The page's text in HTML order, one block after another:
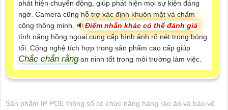
phát hiện chuyển động, giúp phát hiện mọi sự kiện đáng
ngờ. Camera cũng hỗ trợ xác định khuôn mặt và chấm
công thông minh. 🔉 Điểm nhấn khác có thể đánh giá
tính năng hồng ngoại cung cấp hình ảnh rõ nét trong bóng
tối. Cộng nghệ tích hợp trong sản phẩm cao cấp giúp
Chắc chắn rằngan ninh tốt trong môi trường làm việc.
Sản phẩm IP POE thông số có chức năng hàng rào ảo và bảo vệ